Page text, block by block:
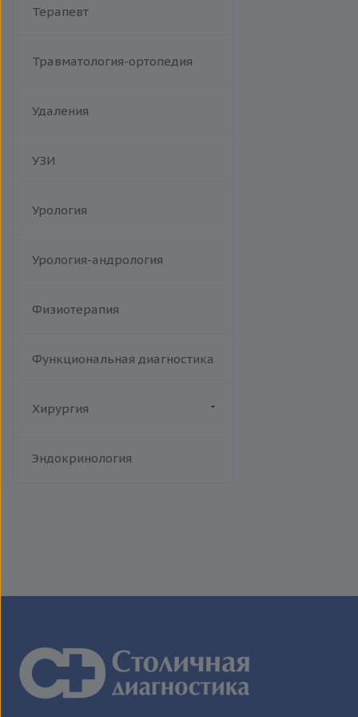
Терапевт
Травматология-ортопедия
Удаления
УЗИ
Урология
Урология-андрология
Физиотерапия
Функциональная диагностика
Хирургия
Эндокринология